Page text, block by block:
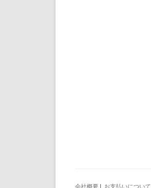
会社概要 お支払いについて